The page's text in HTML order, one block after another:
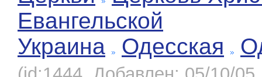
Евангельской
Украина
Одесская